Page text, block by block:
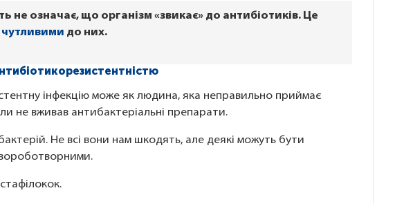
не означає, що організм «звикає» до антибіотиків. Це
чутливими до них.
інфекцію може як людина, яка неправильно приймає
не вживав антибактеріальні препарати.
Не всі вони нам шкодять, але деякі можуть бути